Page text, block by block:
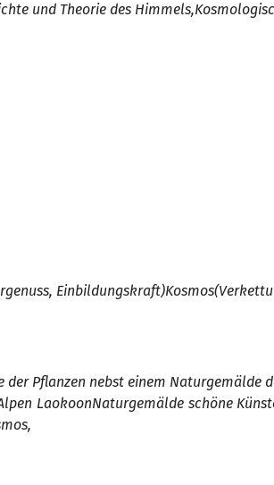
und Theorie des Himmels,
Einbildungskraft)Kosmos(
der Pflanzen nebst einem Naturgemälde
LaokoonNaturgemälde schöne